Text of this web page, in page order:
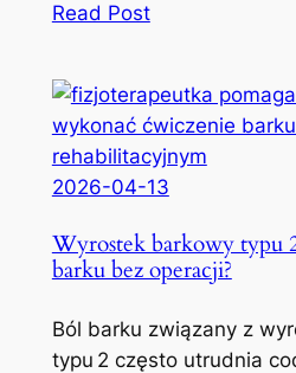
Read Post
2026-04-13
Wyrostek barkowy typu
barku bez operacji?
Ból barku związany z
typu 2 często utrudnia